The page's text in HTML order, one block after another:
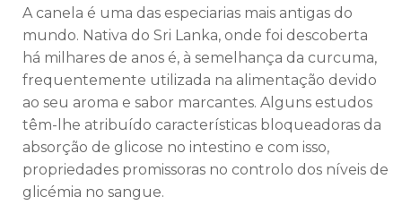
A canela é uma das especiarias mais antigas do
mundo. Nativa do Sri Lanka, onde foi descoberta
há milhares de anos é, à semelhança da curcuma,
frequentemente utilizada na alimentação devido
ao seu aroma e sabor marcantes. Alguns estudos
têm-lhe atribuído características bloqueadoras da
absorção de glicose no intestino e com isso,
propriedades promissoras no controlo dos níveis de
glicémia no sangue.